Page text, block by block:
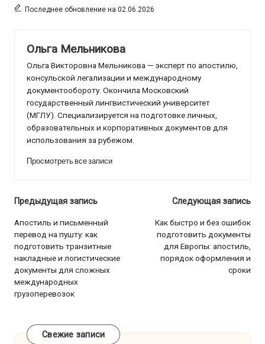
Последнее обновление на 02.06.2026
Ольга Мельникова
Ольга Викторовна Мельникова — эксперт по апостилю,
консульской легализации и международному
документообороту. Окончила Московский
государственный лингвистический университет
(МГЛУ). Специализируется на подготовке личных,
образовательных и корпоративных документов для
использования за рубежом.
Просмотреть все записи
Навигация
по
записям
Предыдущая запись
Апостиль и письменный
перевод на пушту: как
подготовить транзитные
накладные и логистические
документы для сложных
международных
грузоперевозок
Следующая запись
Как быстро и без ошибок
подготовить документы
для Европы: апостиль,
порядок оформления и
сроки
Свежие записи